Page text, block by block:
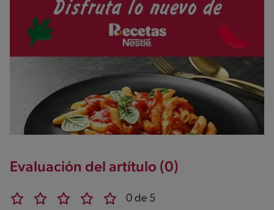
Evaluación del artítulo (0)
0 de 5